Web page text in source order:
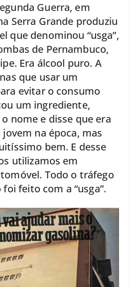
Guerra, em
Serra Grande produziu
que denominou “usga”,
de Pernambuco,
Era álcool puro. A
que usar um
evitar o consumo
um ingrediente,
nome e disse que era
jovem na época, mas
bem. E desse
utilizamos em
Todo o tráfego
feito com a “usga”.